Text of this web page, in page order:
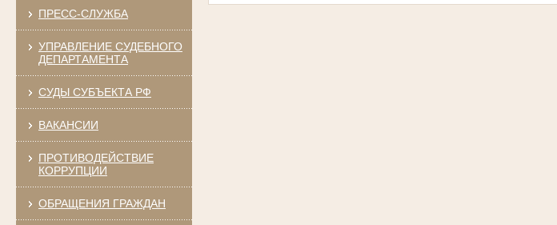
ПРЕСС-СЛУЖБА
УПРАВЛЕНИЕ СУДЕБНОГО
ДЕПАРТАМЕНТА
СУДЫ СУБЪЕКТА РФ
ВАКАНСИИ
ПРОТИВОДЕЙСТВИЕ
КОРРУПЦИИ
ОБРАЩЕНИЯ ГРАЖДАН